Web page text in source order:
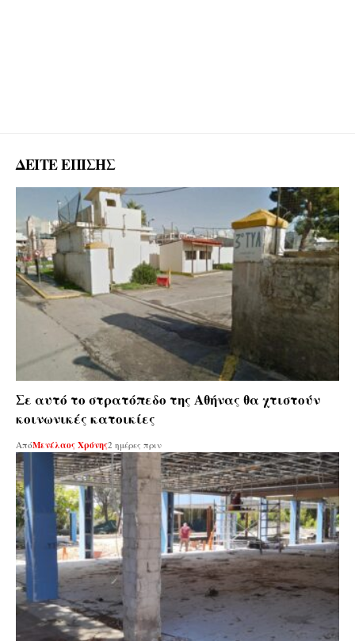
ΔΕΙΤΕ ΕΠΙΣΗΣ
Σε αυτό το στρατόπεδο της Αθήνας θα χτιστούν
κοινωνικές κατοικίες
ΑπόΜενέλαος Χρόνης2 ημέρες πριν